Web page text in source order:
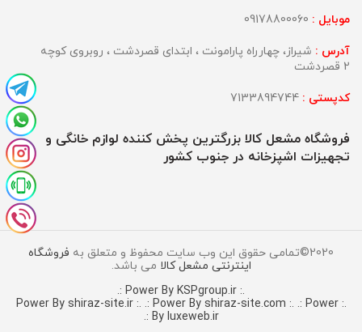
موبایل :
آدرس : شیراز، چهارراه پارامونت ، ابتدای قصردشت ، روبروی کوچه
2 قصردشت
کدپستی :
فروشگاه مشعل کالا بزرگترین پخش کننده لوازم خانگی و
تجهیزات اشپزخانه در جنوب کشور
2020©تمامی حقوق این وب سایت محفوظ و متعلق به
فروشگاه
اینترنتی مشعل کالا می باشد.
.: Power By KSPgroup.ir :.
.: Power By shiraz-site.ir :.
.: Power By shiraz-site.com :. .: Power
By luxeweb.ir :.